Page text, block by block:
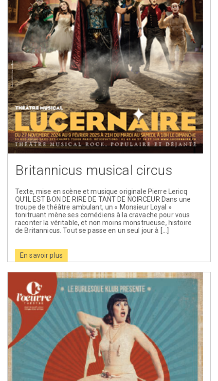
Britannicus musical circus
Texte, mise en scène et musique originale Pierre Lericq
QU’IL EST BON DE RIRE DE TANT DE NOIRCEUR Dans une
troupe de théâtre ambulant, un « Monsieur Loyal »
tonitruant mène ses comédiens à la cravache pour vous
raconter la véritable, et non moins monstrueuse, histoire
de Britannicus. Tout se passe en un seul jour à […]
En savoir plus